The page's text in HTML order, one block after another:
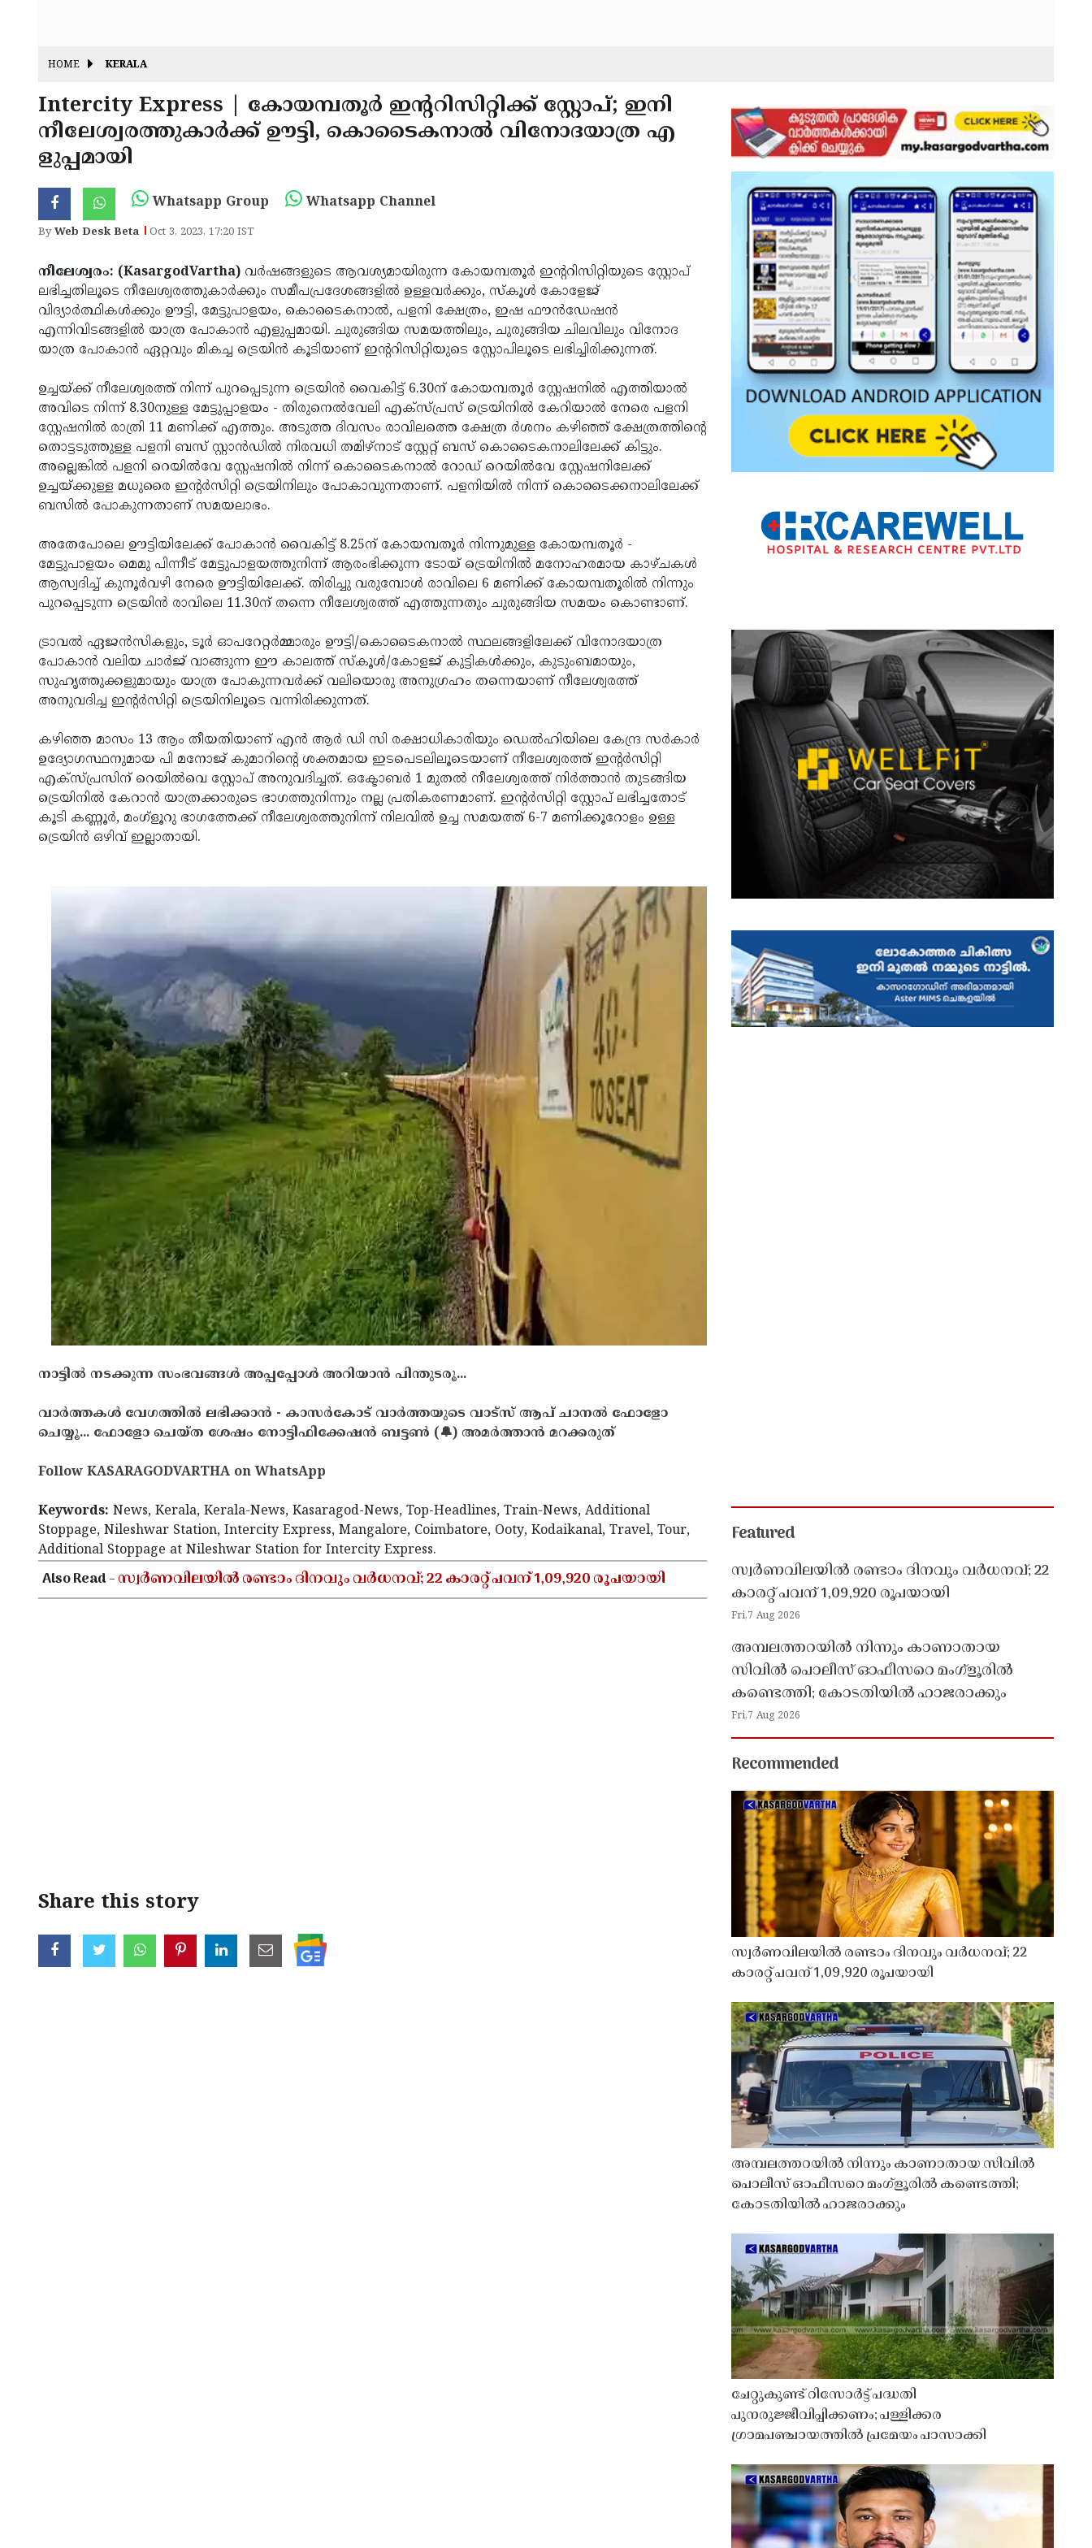
HOME KERALA
Intercity Express | കോയമ്പതൂര്‍ ഇന്ററിസിറ്റിക്ക് സ്റ്റോപ്; ഇനി
നീലേശ്വരത്തുകാര്‍ക്ക് ഊട്ടി, കൊടൈകനാല്‍ വിനോദയാത്ര എ
ളുപ്പമായി
Whatsapp Group Whatsapp Channel
ByWeb Desk Beta Oct 3, 2023, 17:20 IST
നീലേശ്വരം: (KasargodVartha) വര്‍ഷങ്ങളുടെ ആവശ്യമായിരുന്ന കോയമ്പതൂര്‍ ഇന്ററിസിറ്റിയുടെ സ്റ്റോപ്
ലഭിച്ചതിലൂടെ നീലേശ്വരത്തുകാര്‍ക്കും സമീപപ്രദേശങ്ങളില്‍ ഉള്ളവര്‍ക്കും, സ്‌കൂള്‍ കോളേജ്
വിദ്യാര്‍ത്ഥികള്‍ക്കും ഊട്ടി, മേട്ടുപാളയം, കൊടൈകനാല്‍, പളനി ക്ഷേത്രം, ഇഷ ഫൗന്‍ഡേഷന്‍
എന്നിവിടങ്ങളില്‍ യാത്ര പോകാന്‍ എളുപ്പമായി. ചുരുങ്ങിയ സമയത്തിലും, ചുരുങ്ങിയ ചിലവിലും വിനോദ
യാത്ര പോകാന്‍ ഏറ്റവും മികച്ച ട്രെയിന്‍ കൂടിയാണ് ഇന്ററിസിറ്റിയുടെ സ്റ്റോപിലൂടെ ലഭിച്ചിരിക്കുന്നത്.
ഉച്ചയ്ക്ക് നീലേശ്വരത്ത് നിന്ന് പുറപ്പെടുന്ന ട്രെയിന്‍ വൈകിട്ട് 6.30ന് കോയമ്പതൂര്‍ സ്റ്റേഷനില്‍ എത്തിയാല്‍
അവിടെ നിന്ന് 8.30നുള്ള മേട്ടുപ്പാളയം - തിരുനെല്‍വേലി എക്‌സ്പ്രസ് ട്രെയിനില്‍ കേറിയാല്‍ നേരെ പളനി
സ്റ്റേഷനില്‍ രാത്രി 11 മണിക്ക് എത്തും. അടുത്ത ദിവസം രാവിലത്തെ ക്ഷേത്ര ര്‍ശനം കഴിഞ്ഞ് ക്ഷേത്രത്തിന്റെ
തൊട്ടടുത്തുള്ള പളനി ബസ് സ്റ്റാന്‍ഡില്‍ നിരവധി തമിഴ്‌നാട് സ്റ്റേറ്റ് ബസ് കൊടൈകനാലിലേക്ക് കിട്ടും.
അല്ലെങ്കില്‍ പളനി റെയില്‍വേ സ്റ്റേഷനില്‍ നിന്ന് കൊടൈകനാല്‍ റോഡ് റെയില്‍വേ സ്റ്റേഷനിലേക്ക്
ഉച്ചയ്ക്കുള്ള മധുരൈ ഇന്റര്‍സിറ്റി ട്രെയിനിലും പോകാവുന്നതാണ്. പളനിയില്‍ നിന്ന് കൊടൈക്കനാലിലേക്ക്
ബസില്‍ പോകുന്നതാണ് സമയലാഭം.
അതേപോലെ ഊട്ടിയിലേക്ക് പോകാന്‍ വൈകിട്ട് 8.25ന് കോയമ്പതൂര്‍ നിന്നുമുള്ള കോയമ്പതൂര്‍ -
മേട്ടുപാളയം മെമു പിന്നീട് മേട്ടുപാളയത്തുനിന്ന് ആരംഭിക്കുന്ന ടോയ് ട്രെയിനില്‍ മനോഹരമായ കാഴ്ചകള്‍
ആസ്വദിച്ച് കുനൂര്‍വഴി നേരെ ഊട്ടിയിലേക്ക്. തിരിച്ചു വരുമ്പോള്‍ രാവിലെ 6 മണിക്ക് കോയമ്പതൂരില്‍ നിന്നും
പുറപ്പെടുന്ന ട്രെയിന്‍ രാവിലെ 11.30ന് തന്നെ നീലേശ്വരത്ത് എത്തുന്നതും ചുരുങ്ങിയ സമയം കൊണ്ടാണ്.
ട്രാവല്‍ ഏജന്‍സികളും, ടൂര്‍ ഓപറേറ്റര്‍മ്മാരും ഊട്ടി/കൊടൈകനാല്‍ സ്ഥലങ്ങളിലേക്ക് വിനോദയാത്ര
പോകാന്‍ വലിയ ചാര്‍ജ് വാങ്ങുന്ന ഈ കാലത്ത് സ്‌കൂള്‍/കോളജ് കുട്ടികള്‍ക്കും, കുടുംബമായും,
സുഹൃത്തുക്കളുമായും യാത്ര പോകുന്നവര്‍ക്ക് വലിയൊരു അനുഗ്രഹം തന്നെയാണ് നീലേശ്വരത്ത്
അനുവദിച്ച ഇന്റര്‍സിറ്റി ട്രെയിനിലൂടെ വന്നിരിക്കുന്നത്.
കഴിഞ്ഞ മാസം 13 ആം തീയതിയാണ് എന്‍ ആര്‍ ഡി സി രക്ഷാധികാരിയും ഡെല്‍ഹിയിലെ കേന്ദ്ര സര്‍കാര്‍
ഉദ്യോഗസ്ഥനുമായ പി മനോജ് കുമാറിന്റെ ശക്തമായ ഇടപെടലിലൂടെയാണ് നീലേശ്വരത്ത് ഇന്റര്‍സിറ്റി
എക്‌സ്പ്രസിന് റെയില്‍വെ സ്റ്റോപ് അനുവദിച്ചത്. ഒക്ടോബര്‍ 1 മുതല്‍ നീലേശ്വരത്ത് നിര്‍ത്താന്‍ തുടങ്ങിയ
ട്രെയിനില്‍ കേറാന്‍ യാത്രക്കാരുടെ ഭാഗത്തുനിന്നും നല്ല പ്രതികരണമാണ്. ഇന്റര്‍സിറ്റി സ്റ്റോപ് ലഭിച്ചതോട്
കൂടി കണ്ണൂര്‍, മംഗ്‌ളൂറു ഭാഗത്തേക്ക് നീലേശ്വരത്തുനിന്ന് നിലവില്‍ ഉച്ച സമയത്ത് 6-7 മണിക്കൂറോളം ഉള്ള
ട്രെയിന്‍ ഒഴിവ് ഇല്ലാതായി.
നാട്ടിൽ നടക്കുന്ന സംഭവങ്ങൾ അപ്പപ്പോൾ അറിയാൻ പിന്തുടരൂ...
വാർത്തകൾ വേഗത്തിൽ ലഭിക്കാൻ - കാസർകോട് വാർത്തയുടെ വാട്സ് ആപ് ചാനൽ ഫോളോ
ചെയ്യൂ... ഫോളോ ചെയ്‌ത ശേഷം നോട്ടിഫിക്കേഷൻ ബട്ടൺ (🔔) അമർത്താൻ മറക്കരുത്
Follow KASARAGODVARTHA on WhatsApp
Keywords: News, Kerala, Kerala-News, Kasaragod-News, Top-Headlines, Train-News, Additional
Stoppage, Nileshwar Station, Intercity Express, Mangalore, Coimbatore, Ooty, Kodaikanal, Travel, Tour,
Additional Stoppage at Nileshwar Station for Intercity Express.
Also Read -സ്വർണവിലയിൽ രണ്ടാം ദിനവും വർധനവ്; 22 കാരറ്റ് പവന് 1,09,920 രൂപയായി
Share this story
Featured
സ്വർണവിലയിൽ രണ്ടാം ദിനവും വർധനവ്; 22
കാരറ്റ് പവന് 1,09,920 രൂപയായി
Fri,7 Aug 2026
അമ്പലത്തറയിൽ നിന്നും കാണാതായ
സിവിൽ പൊലീസ് ഓഫീസറെ മംഗ്ളൂരിൽ
കണ്ടെത്തി; കോടതിയിൽ ഹാജരാക്കും
Fri,7 Aug 2026
Recommended
സ്വർണവിലയിൽ രണ്ടാം ദിനവും വർധനവ്; 22
കാരറ്റ് പവന് 1,09,920 രൂപയായി
അമ്പലത്തറയിൽ നിന്നും കാണാതായ സിവിൽ
പൊലീസ് ഓഫീസറെ മംഗ്ളൂരിൽ കണ്ടെത്തി;
കോടതിയിൽ ഹാജരാക്കും
ചേറ്റുകുണ്ട് റിസോർട്ട് പദ്ധതി
പുനരുജ്ജീവിപ്പിക്കണം; പള്ളിക്കര
ഗ്രാമപഞ്ചായത്തിൽ പ്രമേയം പാസാക്കി